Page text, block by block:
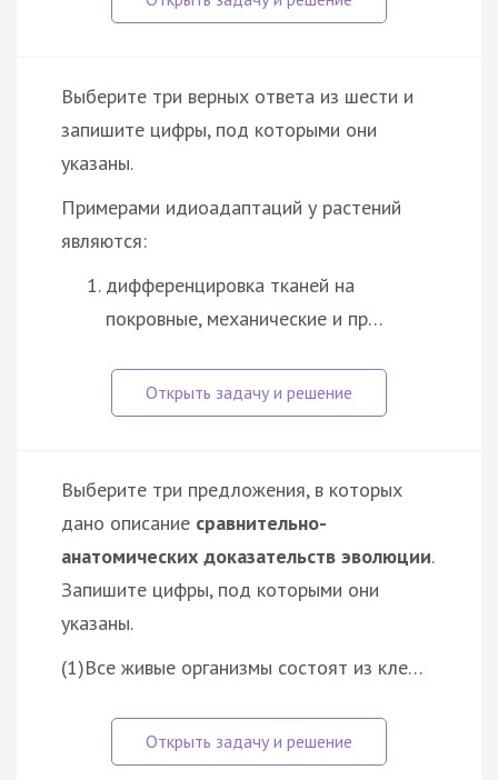
Выберите три верных ответа из шести и
запишите цифры, под которыми они
указаны.
Примерами идиоадаптаций у растений
являются:
дифференцировка тканей на
покровные, механические и пр…
Выберите три предложения, в которых
дано описание сравнительно-
анатомических доказательств эволюции.
Запишите цифры, под которыми они
указаны.
(1)Все живые организмы состоят из кле…